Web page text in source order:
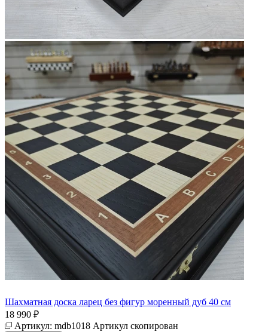
Шахматная доска ларец без фигур моренный дуб 40 см
18 990 ₽
Артикул: mdb1018 Артикул скопирован